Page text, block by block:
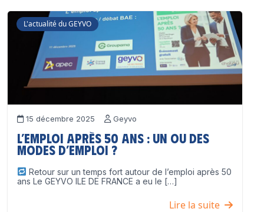
L'actualité du GEYVO
15 décembre 2025 Geyvo
L’emploi après 50 ans : un ou des
modes d’emploi ?
Retour sur un temps fort autour de l’emploi après 50
ans Le GEYVO ILE DE FRANCE a eu le […]
Lire la suite